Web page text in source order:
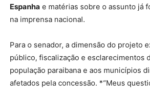
Espanha e matérias sobre o assunto já
na imprensa nacional.
Para o senador, a dimensão do projeto
público, fiscalização e esclarecimentos
população paraibana e aos municípios
afetados pela concessão. *“Meus